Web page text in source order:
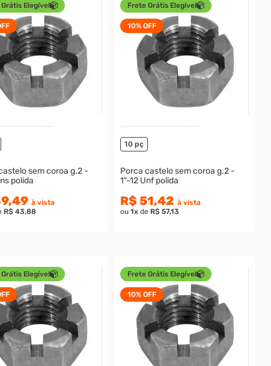
Elegível
sem coroa g.2 -
polida
à vista
R$ 43,88
Frete Grátis Elegível
10% OFF
10 pç
Porca castelo sem coroa g.2 -
1"-12 Unf polida
R$ 51,42 à vista
ou 1x de R$ 57,13
Elegível Frete Grátis Elegível
10% OFF